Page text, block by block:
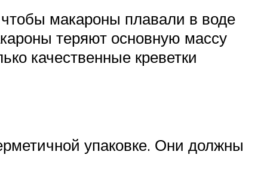
макароны плавали в воде
теряют основную массу
качественные креветки
упаковке. Они должны